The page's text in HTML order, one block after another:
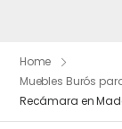
Home
Muebles Burós
Recámara en